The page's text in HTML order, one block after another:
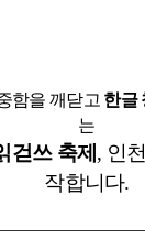
함을 깨닫고 한글
는
걷쓰 축제 , 인
작합니다.